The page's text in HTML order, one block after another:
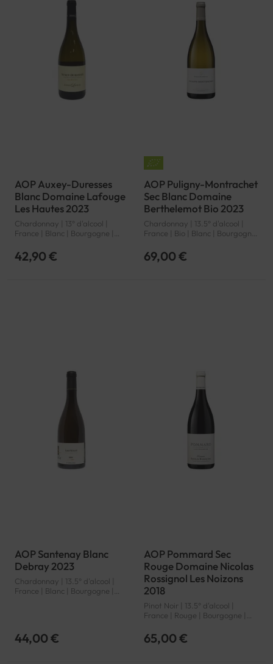
AOP Auxey-Duresses
Blanc Domaine Lafouge
Les Hautes 2023
Chardonnay | 13° d'alcool |
France | Blanc | Bourgogne |
42,90 €
AOP Puligny-Montrachet
Sec Blanc Domaine
Berthelemot Bio 2023
Chardonnay | 13.5° d'alcool |
France | Bio | Blanc | Bourgogne
69,00 €
AOP Santenay Blanc
Debray 2023
Chardonnay | 13.5° d'alcool |
France | Blanc | Bourgogne |
44,00 €
AOP Pommard Sec
Rouge Domaine Nicolas
Rossignol Les Noizons
2018
Pinot Noir | 13.5° d'alcool |
France | Rouge | Bourgogne |
65,00 €